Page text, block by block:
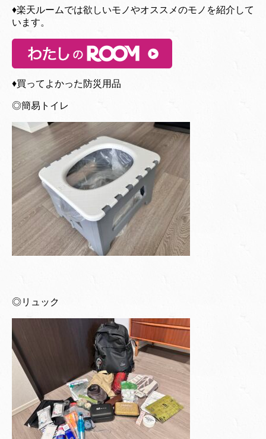
♦︎楽天ルームでは欲しいモノやオススメのモノを紹介して
います。
♦︎買ってよかった防災用品
◎簡易トイレ
◎リュック